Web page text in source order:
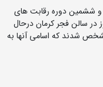
ششمین دوره رقابت های
در سالن فجر کرمان درحال
مشخص شدند که اسامی آنها به